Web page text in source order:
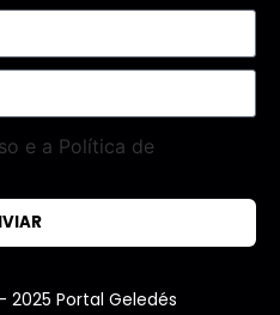
e a Política de
2025 Portal Geledés